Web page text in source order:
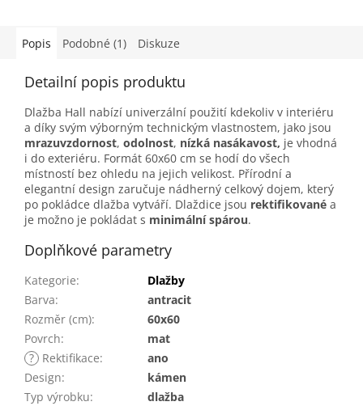
Popis Podobné (1) Diskuze
Detailní popis produktu
Dlažba Hall nabízí univerzální použití kdekoliv v interiéru
a díky svým výborným technickým vlastnostem, jako jsou
mrazuvzdornost, odolnost, nízká nasákavost, je vhodná
i do exteriéru. Formát 60x60 cm se hodí do všech
místností bez ohledu na jejich velikost. Přírodní a
elegantní design zaručuje nádherný celkový dojem, který
po pokládce dlažba vytváří. Dlaždice jsou rektifikované a
je možno je pokládat s minimální spárou.
Doplňkové parametry
Kategorie:
Dlažby
Barva:
antracit
Rozměr (cm):
60x60
Povrch:
mat
? Rektifikace:
ano
Design:
kámen
Typ výrobku:
dlažba